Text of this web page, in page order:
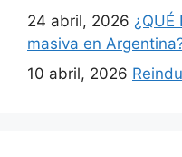
24 abril, 2026 ¿QUÉ
masiva en
10 abril, 2026